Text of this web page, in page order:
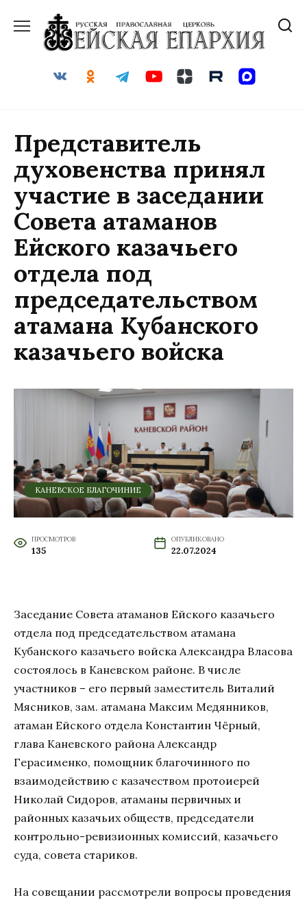
содержанию
Представитель
духовенства принял
участие в заседании
Совета атаманов
Ейского казачьего
отдела под
председательством
атамана Кубанского
казачьего войска
КАНЕВСКОЕ БЛАГОЧИНИЕ
ПРОСМОТРОВ
135
ОПУБЛИКОВАНО
22.07.2024
Заседание Совета атаманов Ейского казачьего
отдела под председательством атамана
Кубанского казачьего войска Александра Власова
состоялось в Каневском районе. В числе
участников – его первый заместитель Виталий
Мясников, зам. атамана Максим Медянников,
атаман Ейского отдела Константин Чёрный,
глава Каневского района Александр
Герасименко, помощник благочинного по
взаимодействию с казачеством протоиерей
Николай Сидоров, атаманы первичных и
районных казачьих обществ, председатели
контрольно-ревизионных комиссий, казачьего
суда, совета стариков.
На совещании рассмотрели вопросы проведения